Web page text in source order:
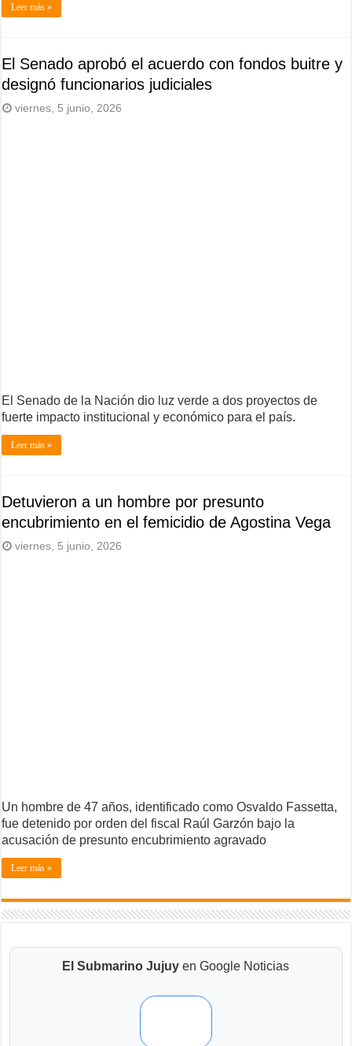
Leer más »
El Senado aprobó el acuerdo con fondos buitre y
designó funcionarios judiciales
viernes, 5 junio, 2026
El Senado de la Nación dio luz verde a dos proyectos de
fuerte impacto institucional y económico para el país.
Leer más »
Detuvieron a un hombre por presunto
encubrimiento en el femicidio de Agostina Vega
viernes, 5 junio, 2026
Un hombre de 47 años, identificado como Osvaldo Fassetta,
fue detenido por orden del fiscal Raúl Garzón bajo la
acusación de presunto encubrimiento agravado
Leer más »
El Submarino Jujuy en Google Noticias